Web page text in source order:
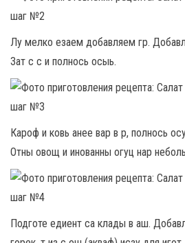
Лу мелко езаем добавляем гр.
Зат с с и полнось осыь.
Кароф и ковь анее вар в р, полнось
Отны овощ и инованны огуц нар
Подготе едиент са клады в аш.